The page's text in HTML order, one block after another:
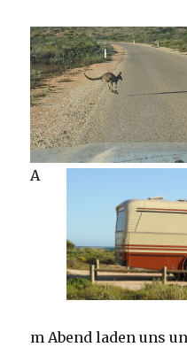
A
m Abend laden uns